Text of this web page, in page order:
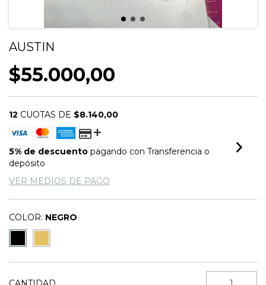
AUSTIN
$55.000,00
12 CUOTAS DE $8.140,00
5% de descuento pagando con Transferencia o
depósito
VER MEDIOS DE PAGO
COLOR: NEGRO